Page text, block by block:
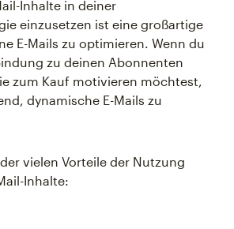
Inhalte in deiner
einzusetzen ist eine großartige
E-Mails zu optimieren. Wenn du
zu deinen Abonnenten
zum Kauf motivieren möchtest,
dynamische E-Mails zu
vielen Vorteile der Nutzung
Inhalte: